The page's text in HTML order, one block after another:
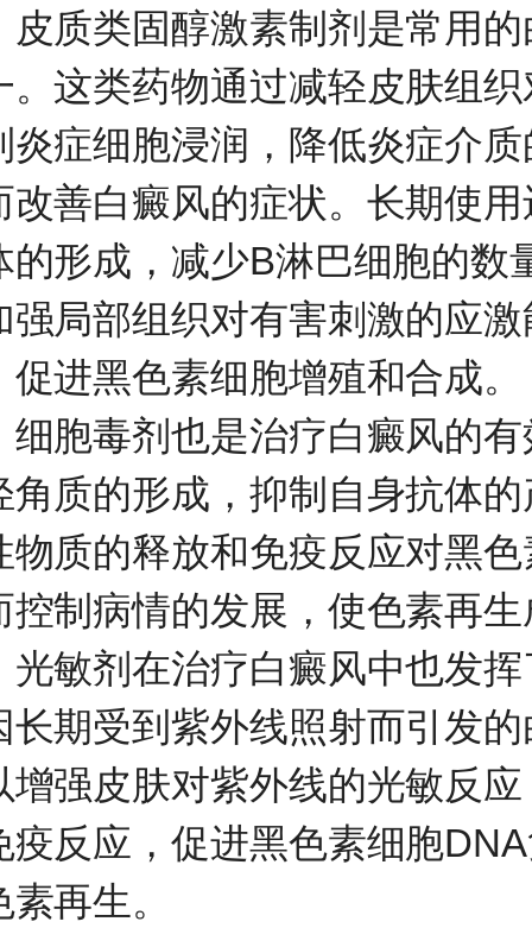
类固醇激素制剂是常用的
。这类药物通过减轻皮肤组
炎症细胞浸润，降低炎症介
改善白癜风的症状。长期使
的形成，减少B淋巴细胞的数
强局部组织对有害刺激的应
进黑色素细胞增殖和合成。
毒剂也是治疗白癜风的有
角质的形成，抑制自身抗体
物质的释放和免疫反应对黑
控制病情的发展，使色素再
剂在治疗白癜风中也发挥
长期受到紫外线照射而引发
增强皮肤对紫外线的光敏反
疫反应，促进黑色素细胞
再生。